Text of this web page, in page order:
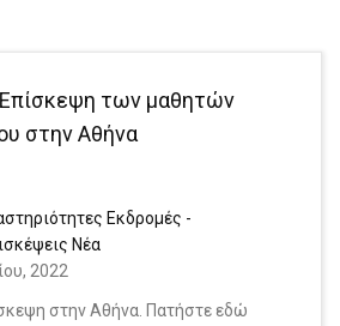
Επίσκεψη των μαθητών
στην Αθήνα
Εκδρομές -
Νέα
2022
στην Αθήνα. Πατήστε εδώ